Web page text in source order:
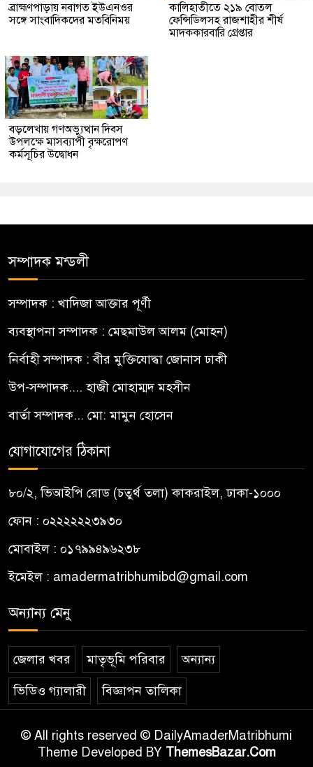
ব্রাহ্মণপাড়ায় নবাগত ইউএনওর
সঙ্গে সাংবাদিকদের মতবিনিময়
কালিহাতীতে ২১৯ বোতল
ফেন্সিডিলসহ রাজশাহীর শীর্ষ
মাদককারবারি গ্রেপ্তার
বড়লেখায় গণঅভ্যুত্থান দিবস
উপলক্ষে মাসব্যাপী বৃক্ষরোপণ
কর্মসূচির উদ্বোধন
সম্পাদক মন্ডলী
সম্পাদক : খাদিজা আক্তার পূর্ণী
ব্যবস্থাপনা সম্পাদক : মেছমাউল আলম (মোহন)
নির্বাহী সম্পাদক : বীর মুক্তিযোদ্ধা জোনাস ঢাকী
উপ-সম্পাদক.... হাজী মোহাম্মদ মহসীন
বার্তা সম্পাদক... মো: মামুন হোসেন
যোগাযোগের ঠিকানা
৮০/২, ভিআইপি রোড (চতুর্থ তলা) কাকরাইল, ঢাকা-১০০০
ফোন : ০২২২২২২৩৯৩০
মোবাইল : ০১৭৯৯৪৯৬২৩৮
ইমেইল : amadermatribhumibd@gmail.com
অন্যান্য মেনু
জেলার খবর মাতৃভূমি পরিবার অন্যান্য
ভিডিও গ্যালারী বিজ্ঞাপন তালিকা
© All rights reserved © DailyAmaderMatribhumi
Theme Developed BY ThemesBazar.Com